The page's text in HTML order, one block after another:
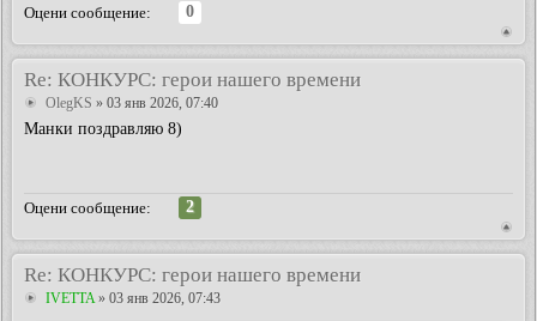
Оцени сообщение:
0
Re: КОНКУРС: герои нашего времени
OlegKS » 03 янв 2026, 07:40
Манки поздравляю 8)
Оцени сообщение:
2
Re: КОНКУРС: герои нашего времени
IVETTA» 03 янв 2026, 07:43